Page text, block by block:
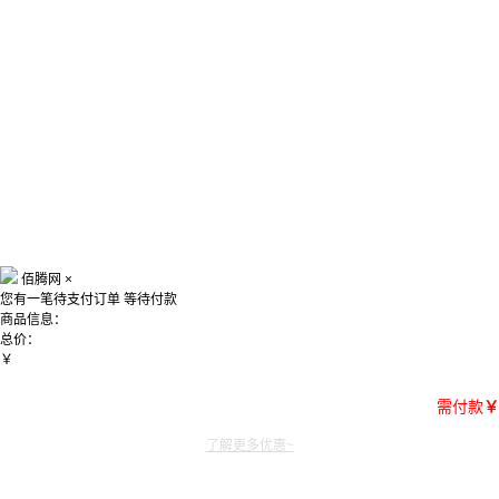
佰腾网 ×
您有一笔待支付订单 等待付款
商品信息：
总价：
￥
需付款￥
了解更多优惠~